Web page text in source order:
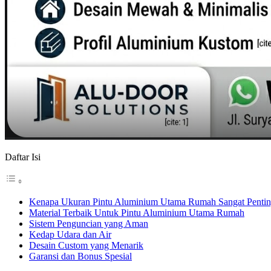
Daftar Isi
Kenapa Ukuran Pintu Aluminium Utama Rumah Sangat
Material Terbaik Untuk Pintu Aluminium Utama Rumah
Sistem Penguncian yang Aman
Kedap Udara dan Air
Desain Custom yang Menarik
Garansi dan Bonus Spesial